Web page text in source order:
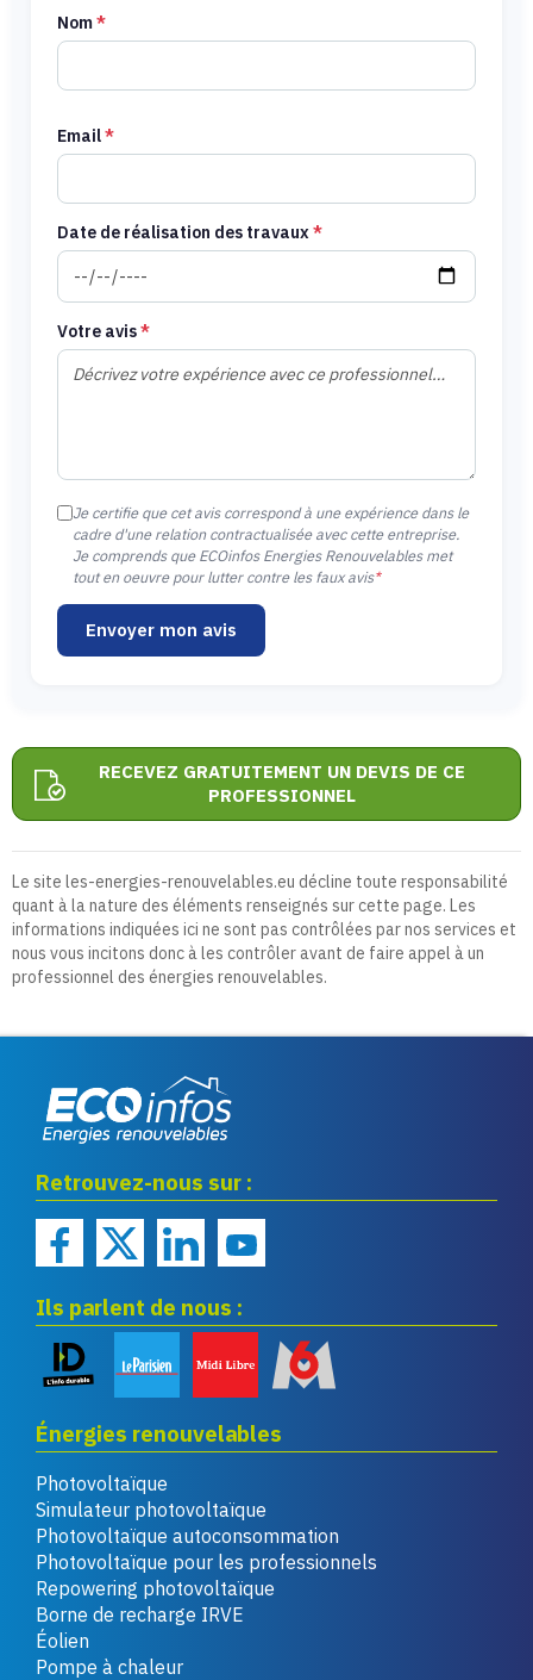
Nom*
Email*
Date de réalisation des travaux *
Votre avis*
Je certifie que cet avis correspond à une expérience dans le
cadre d'une relation contractualisée avec cette entreprise.
Je comprends que ECOinfos Energies Renouvelables met
tout en oeuvre pour lutter contre les faux avis*
Envoyer mon avis
RECEVEZ GRATUITEMENT UN DEVIS DE CE
PROFESSIONNEL
Le site les-energies-renouvelables.eu décline toute responsabilité
quant à la nature des éléments renseignés sur cette page. Les
informations indiquées ici ne sont pas contrôlées par nos services et
nous vous incitons donc à les contrôler avant de faire appel à un
professionnel des énergies renouvelables.
renouvelables
Retrouvez-nous sur :
Ils parlent de nous :
Énergies renouvelables
Photovoltaïque
Simulateur photovoltaïque
Photovoltaïque autoconsommation
Photovoltaïque pour les professionnels
Repowering photovoltaïque
Borne de recharge IRVE
Éolien
Pompe à chaleur